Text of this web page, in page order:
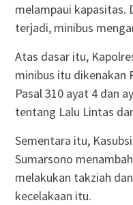
melampaui kapasitas.
terjadi, minibus
Atas dasar itu,
minibus itu dikenakan
Pasal 310 ayat 4 dan
tentang Lalu Lintas
Sementara itu,
Sumarsono
melakukan takziah
kecelakaan itu.